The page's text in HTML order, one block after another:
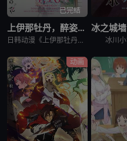
已完结
上伊那牡丹，醉姿如百合
日韩动漫《上伊那牡丹，醉姿如百合》又名：Kamiina Botan,Yoeru Sugata wa Yuri no Hana,the Drunken Appearance Is a Lily Flow
冰之城墙
动画